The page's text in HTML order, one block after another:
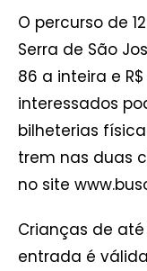
O percurso de
Serra de São
86 a inteira e
interessados
bilheterias
trem nas duas
no site
Crianças de
entrada é